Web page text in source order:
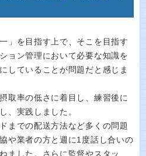
」を目指す上で、そこを目指す
ョン管理において必要な知識を
していることが問題だと感じま
取率の低さに着目し、練習後に
、実践しました。
までの配送方法など多くの問題
や業者の方と週に1度話し合いの
ました。さらに監督やスタッ